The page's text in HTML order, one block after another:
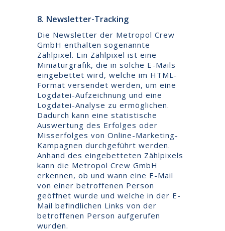
8. Newsletter-Tracking
Die Newsletter der Metropol Crew
GmbH enthalten sogenannte
Zählpixel. Ein Zählpixel ist eine
Miniaturgrafik, die in solche E-Mails
eingebettet wird, welche im HTML-
Format versendet werden, um eine
Logdatei-Aufzeichnung und eine
Logdatei-Analyse zu ermöglichen.
Dadurch kann eine statistische
Auswertung des Erfolges oder
Misserfolges von Online-Marketing-
Kampagnen durchgeführt werden.
Anhand des eingebetteten Zählpixels
kann die Metropol Crew GmbH
erkennen, ob und wann eine E-Mail
von einer betroffenen Person
geöffnet wurde und welche in der E-
Mail befindlichen Links von der
betroffenen Person aufgerufen
wurden.